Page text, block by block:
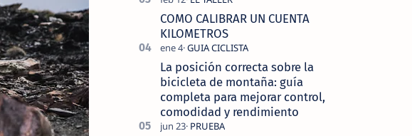
COMO CALIBRAR UN CUENTA
KILOMETROS
La posición correcta sobre la
bicicleta de montaña: guía
completa para mejorar control,
comodidad y rendimiento